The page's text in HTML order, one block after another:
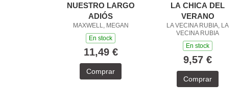
NUESTRO LARGO
ADIÓS
MAXWELL, MEGAN
En stock
11,49 €
Comprar
LA CHICA DEL
VERANO
LA VECINA RUBIA, LA
VECINA RUBIA
En stock
9,57 €
Comprar